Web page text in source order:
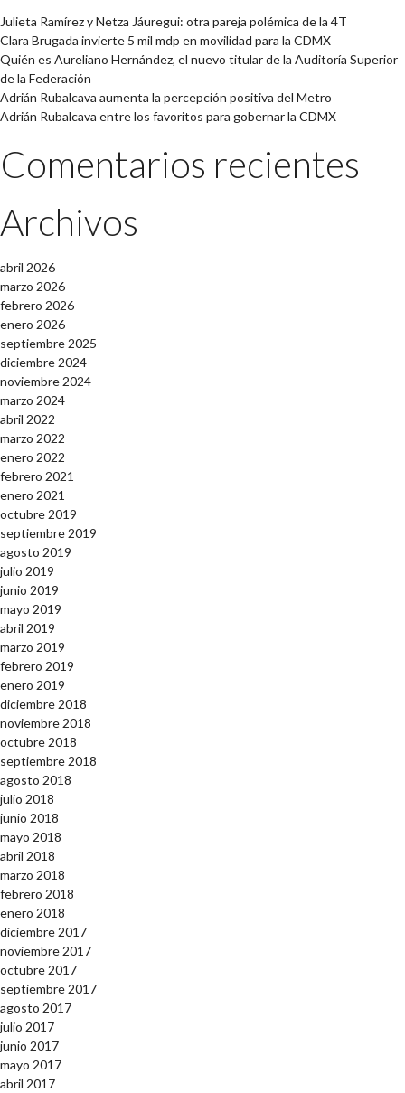
Julieta Ramírez y Netza Jáuregui: otra pareja polémica de la 4T
Clara Brugada invierte 5 mil mdp en movilidad para la CDMX
Quién es Aureliano Hernández, el nuevo titular de la Auditoría Superior
de la Federación
Adrián Rubalcava aumenta la percepción positiva del Metro
Adrián Rubalcava entre los favoritos para gobernar la CDMX
Comentarios recientes
Archivos
abril 2026
marzo 2026
febrero 2026
enero 2026
septiembre 2025
diciembre 2024
noviembre 2024
marzo 2024
abril 2022
marzo 2022
enero 2022
febrero 2021
enero 2021
octubre 2019
septiembre 2019
agosto 2019
julio 2019
junio 2019
mayo 2019
abril 2019
marzo 2019
febrero 2019
enero 2019
diciembre 2018
noviembre 2018
octubre 2018
septiembre 2018
agosto 2018
julio 2018
junio 2018
mayo 2018
abril 2018
marzo 2018
febrero 2018
enero 2018
diciembre 2017
noviembre 2017
octubre 2017
septiembre 2017
agosto 2017
julio 2017
junio 2017
mayo 2017
abril 2017